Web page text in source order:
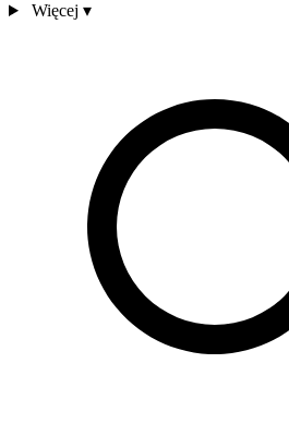
Więcej ▾